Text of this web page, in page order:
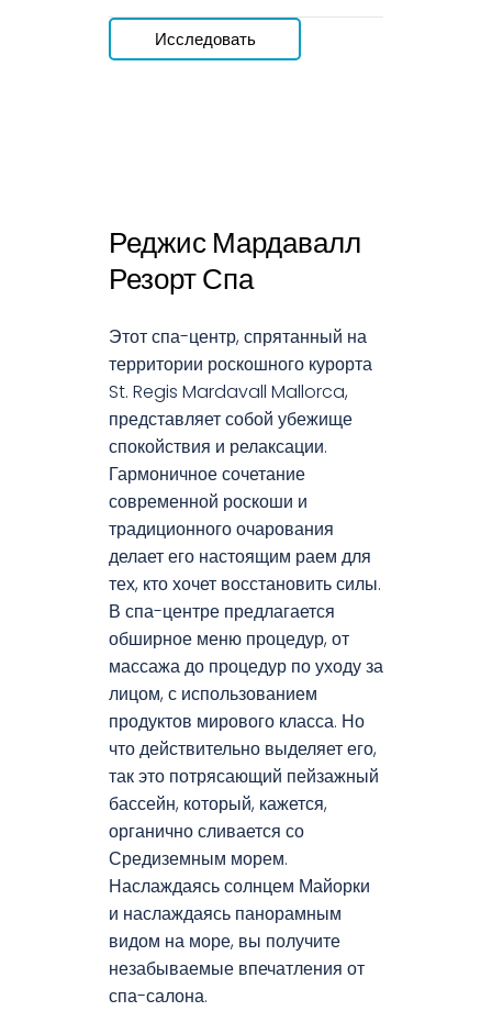
Исследовать
Реджис Мардавалл
Резорт Спа
Этот спа-центр, спрятанный на
территории роскошного курорта
St. Regis Mardavall Mallorca,
представляет собой убежище
спокойствия и релаксации.
Гармоничное сочетание
современной роскоши и
традиционного очарования
делает его настоящим раем для
тех, кто хочет восстановить силы.
В спа-центре предлагается
обширное меню процедур, от
массажа до процедур по уходу за
лицом, с использованием
продуктов мирового класса. Но
что действительно выделяет его,
так это потрясающий пейзажный
бассейн, который, кажется,
органично сливается со
Средиземным морем.
Наслаждаясь солнцем Майорки
и наслаждаясь панорамным
видом на море, вы получите
незабываемые впечатления от
спа-салона.